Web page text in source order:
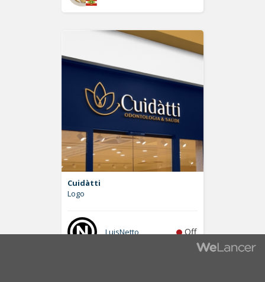
Cuidàtti
Logo
LuisNetto Off